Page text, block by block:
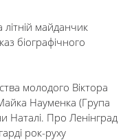
майданчик
біографічного
молодого Віктора
Науменка (Група
Наталі. Про Ленінград
рок-руху